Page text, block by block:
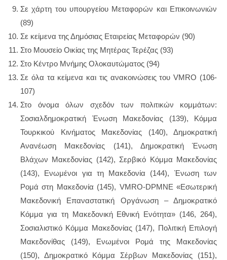
Σε χάρτη του υπουργείου Μεταφορών και Επικοινωνιών
(89)
Σε κείμενα της Δημόσιας Εταιρείας Μεταφορών (90)
Στο Μουσείο Οικίας της Μητέρας Τερέζας (93)
Στο Κέντρο Μνήμης Ολοκαυτώματος (94)
Σε όλα τα κείμενα και τις ανακοινώσεις του VMRO (106-
107)
Στο όνομα όλων σχεδόν των πολιτικών κομμάτων:
Σοσιαλδημοκρατική Ένωση Μακεδονίας (139), Κόμμα
Τουρκικού Κινήματος Μακεδονίας (140), Δημοκρατική
Ανανέωση Μακεδονίας (141), Δημοκρατική Ένωση
Βλάχων Μακεδονίας (142), Σερβικό Κόμμα Μακεδονίας
(143), Ενωμένοι για τη Μακεδονία (144), Ένωση των
Ρομά στη Μακεδονία (145), VMRO-DPMNE «Εσωτερική
Μακεδονική Επαναστατική Οργάνωση – Δημοκρατικό
Κόμμα για τη Μακεδονική Εθνική Ενότητα» (146, 264),
Σοσιαλιστικό Κόμμα Μακεδονίας (147), Πολιτική Επιλογή
Μακεδονίθας (149), Ενωμένοι Ρομά της Μακεδονίας
(150), Δημοκρατικό Κόμμα Σέρβων Μακεδονίας (151),